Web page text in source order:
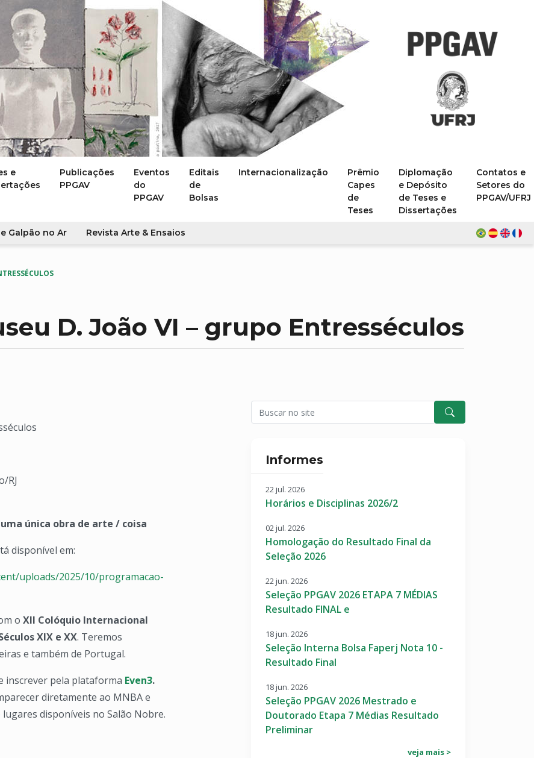
e
Publicações
PPGAV
Eventos
do
PPGAV
Editais
de
Bolsas
Internacionalização
Prêmio
Capes
de
Teses
Diplomação
e Depósito
de Teses e
Dissertações
Contatos e
Setores do
PPGAV/UFRJ
Galpão no Ar Revista Arte & Ensaios
D. João VI – grupo Entresséculos
RJ
uma única obra de arte / coisa
disponível em:
uploads/2025/10/programacao-
o XII Colóquio Internacional
XIX e XX. Teremos
e também de Portugal.
inscrever pela plataforma Even3.
diretamente ao MNBA e
disponíveis no Salão Nobre.
Informes
22 jul. 2026
Horários e Disciplinas 2026/2
02 jul. 2026
Homologação do Resultado Final da
Seleção 2026
22 jun. 2026
Seleção PPGAV 2026 ETAPA 7 MÉDIAS
Resultado FINAL e
18 jun. 2026
Seleção Interna Bolsa Faperj Nota 10 -
Resultado Final
18 jun. 2026
Seleção PPGAV 2026 Mestrado e
Doutorado Etapa 7 Médias Resultado
Preliminar
veja mais >